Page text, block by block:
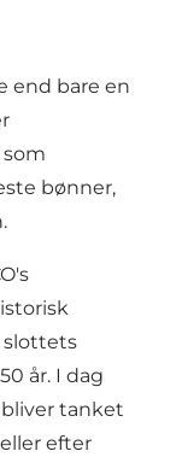
end bare en
bønner,
slottets
år. I dag
tanket
efter